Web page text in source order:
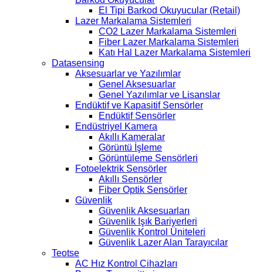
El Tipi Barkod Okuyucular (Retail)
Lazer Markalama Sistemleri
CO2 Lazer Markalama Sistemleri
Fiber Lazer Markalama Sistemleri
Katı Hal Lazer Markalama Sistemleri
Datasensing
Aksesuarlar ve Yazılımlar
Genel Aksesuarlar
Genel Yazılımlar ve Lisanslar
Endüktif ve Kapasitif Sensörler
Endüktif Sensörler
Endüstriyel Kamera
Akıllı Kameralar
Görüntü İşleme
Görüntüleme Sensörleri
Fotoelektrik Sensörler
Akıllı Sensörler
Fiber Optik Sensörler
Güvenlik
Güvenlik Aksesuarları
Güvenlik Işık Bariyerleri
Güvenlik Kontrol Üniteleri
Güvenlik Lazer Alan Tarayıcılar
Teotse
AC Hız Kontrol Cihazları